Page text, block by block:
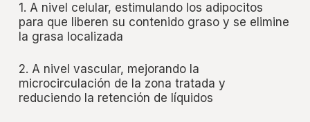
1. A nivel celular, estimulando los adipocitos
para que liberen su contenido graso y se elimine
la grasa localizada
2. A nivel vascular, mejorando la
microcirculación de la zona tratada y
reduciendo la retención de líquidos